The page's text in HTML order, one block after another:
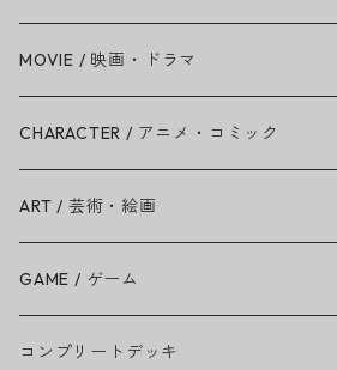
Amy Winehouse
Ariana Grande
BAD RELIGION
BEASTIE BOYS
THE BEATLES
MOVIE / 映画・ドラマ
CHARACTER / アニメ・コミック
ART / 芸術・絵画
GAME / ゲーム
コンプリートデッキ